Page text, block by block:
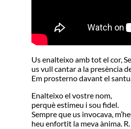
Us enalteixo amb tot el cor,
us vull cantar a la presència
Em prosterno davant el
Enalteixo el vostre nom,
perquè estimeu i sou fidel.
Sempre que us invocava,
heu enfortit la meva ànima. R.